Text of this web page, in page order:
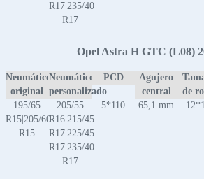
R17|235/40
R17
Opel Astra H GTC (L08)
Neumático
original
Neumático
personalizado
PCD
Agujero
central
de
195/65
R15|205/60
R15
205/55
R16|215/45
R17|225/45
R17|235/40
R17
5*110 65,1 mm